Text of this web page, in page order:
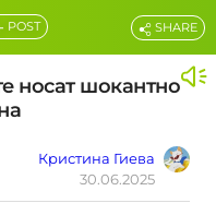
POST
носат шокантно
Кристина Гиева
30.06.2025
SHARE